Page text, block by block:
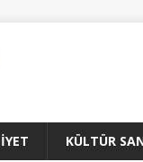
KÜLTÜR